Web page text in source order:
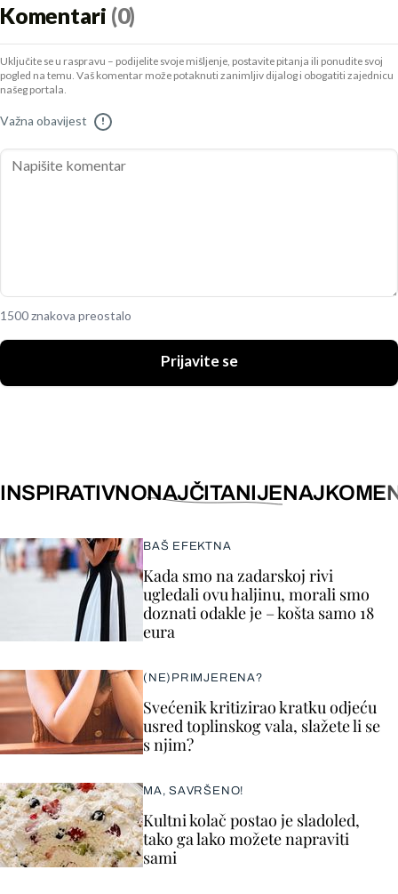
Komentari (0)
Uključite se u raspravu – podijelite svoje mišljenje, postavite pitanja ili ponudite svoj
pogled na temu. Vaš komentar može potaknuti zanimljiv dijalog i obogatiti zajednicu
našeg portala.
Važna obavijest !
1500 znakova preostalo
Prijavite se
INSPIRATIVNONAJČITANIJE
BAŠ EFEKTNA
Kada smo na zadarskoj rivi
ugledali ovu haljinu, morali smo
doznati odakle je – košta samo 18
eura
(NE)PRIMJERENA?
Svećenik kritizirao kratku odjeću
usred toplinskog vala, slažete li se
s njim?
MA, SAVRŠENO!
Kultni kolač postao je sladoled,
tako ga lako možete napraviti
sami